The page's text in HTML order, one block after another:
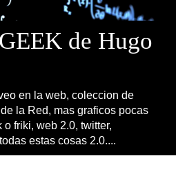
de Hugo
en la web, coleccion de
la Red, mas graficos pocas
friki, web 2.0, twitter,
estas cosas 2.0....